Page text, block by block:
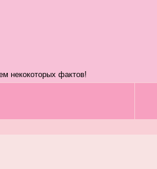
некокоторых фактов!